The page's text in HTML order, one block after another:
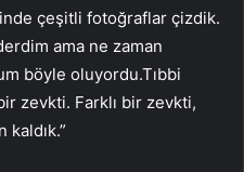
çeşitli fotoğraflar çizdik.
ama ne zaman
böyle oluyordu.Tıbbi
zevkti. Farklı bir zevkti,